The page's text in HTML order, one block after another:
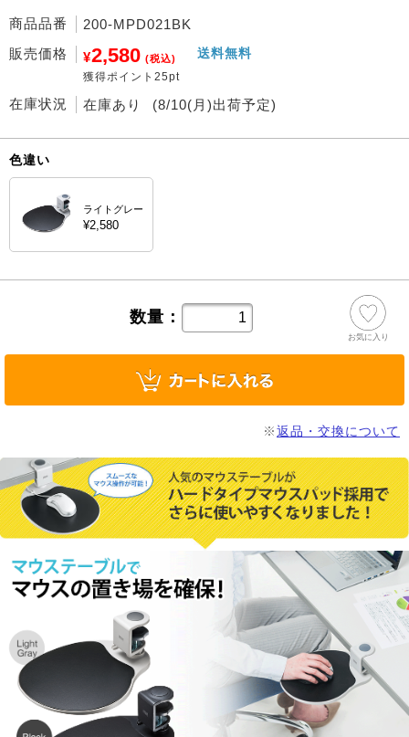
商品品番
200-MPD021BK
販売価格
¥2,580 (税込)
獲得ポイント25pt
送料無料
在庫状況 在庫あり (8/10(月)出荷予定)
色違い
ライトグレー
¥2,580
数量：
お気に入り
※返品・交換について